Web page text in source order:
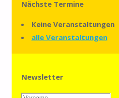
Nächste Termine
Keine Veranstaltungen
alle Veranstaltungen
Newsletter